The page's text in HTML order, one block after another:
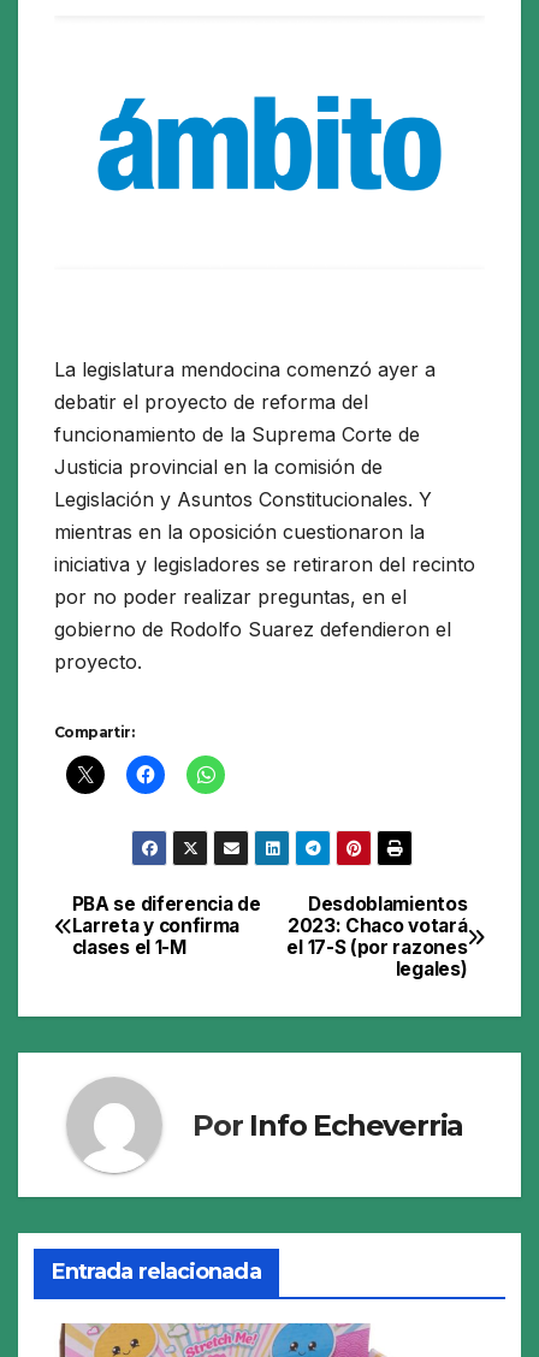
La legislatura mendocina comenzó ayer a
debatir el proyecto de reforma del
funcionamiento de la Suprema Corte de
Justicia provincial en la comisión de
Legislación y Asuntos Constitucionales. Y
mientras en la oposición cuestionaron la
iniciativa y legisladores se retiraron del recinto
por no poder realizar preguntas, en el
gobierno de Rodolfo Suarez defendieron el
proyecto.
Compartir:
Navegación
de
entradas
Desdoblamientos
2023: Chaco votará
el 17-S (por razones
legales)
PBA se diferencia de
Larreta y confirma
clases el 1-M
Por Info Echeverria
Entrada relacionada